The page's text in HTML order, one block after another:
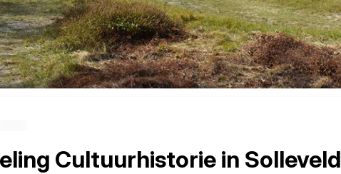
Cultuurhistorie in Solleveld